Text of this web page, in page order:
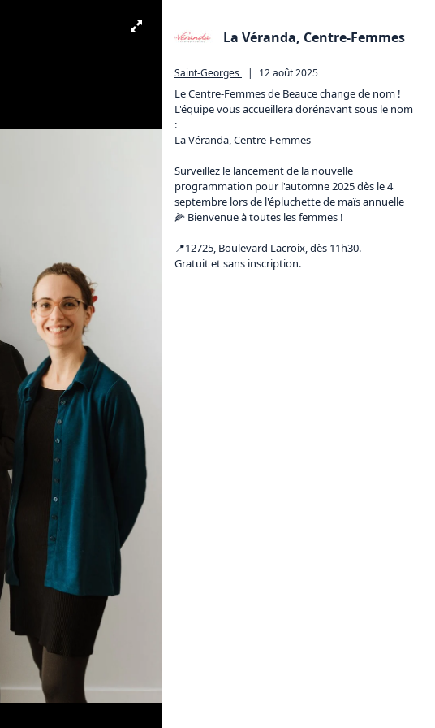
La Véranda, Centre-Femmes
Saint-Georges | 12 août 2025
Le Centre-Femmes de Beauce change de nom !
L'équipe vous accueillera dorénavant sous le nom
:
La Véranda, Centre-Femmes
Surveillez le lancement de la nouvelle
programmation pour l'automne 2025 dès le 4
septembre lors de l'épluchette de maïs annuelle
🌽 Bienvenue à toutes les femmes !
📍12725, Boulevard Lacroix, dès 11h30.
Gratuit et sans inscription.